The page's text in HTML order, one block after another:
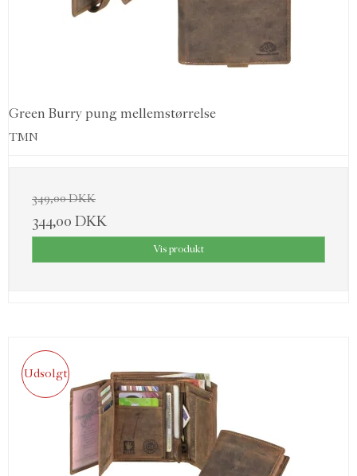
Green Burry pung mellemstørrelse
TMN
349,00 DKK
344,00 DKK
Vis produkt
Udsolgt